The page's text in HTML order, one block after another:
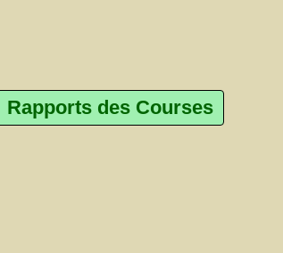
Rapports des Courses